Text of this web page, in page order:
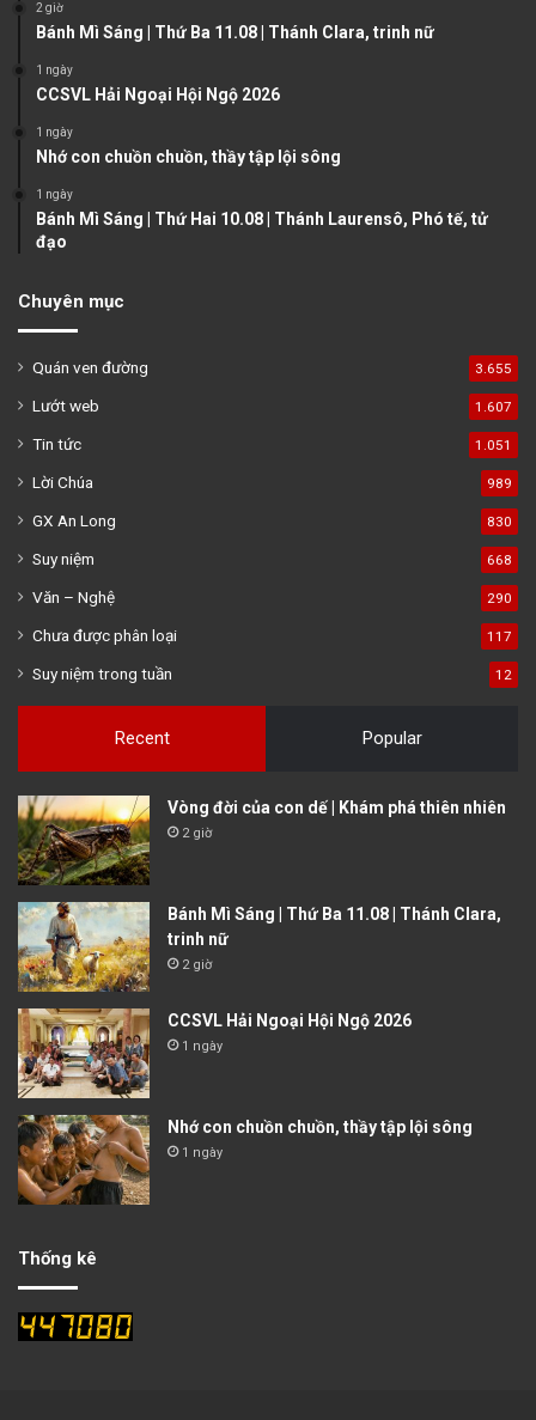
p
g
2 giờ
Bánh Mì Sáng | Thứ Ba 11.08 | Thánh Clara, trinh nữ
1 ngày
CCSVL Hải Ngoại Hội Ngộ 2026
1 ngày
Nhớ con chuồn chuồn, thầy tập lội sông
1 ngày
Bánh Mì Sáng | Thứ Hai 10.08 | Thánh Laurensô, Phó tế, tử
đạo
Chuyên mục
Quán ven đường 3.655
Lướt web 1.607
Tin tức 1.051
Lời Chúa 989
GX An Long 830
Suy niệm 668
Văn – Nghệ 290
Chưa được phân loại 117
Suy niệm trong tuần 12
Recent Popular
Vòng đời của con dế | Khám phá thiên nhiên
2 giờ
Bánh Mì Sáng | Thứ Ba 11.08 | Thánh Clara,
trinh nữ
2 giờ
CCSVL Hải Ngoại Hội Ngộ 2026
1 ngày
Nhớ con chuồn chuồn, thầy tập lội sông
1 ngày
Thống kê